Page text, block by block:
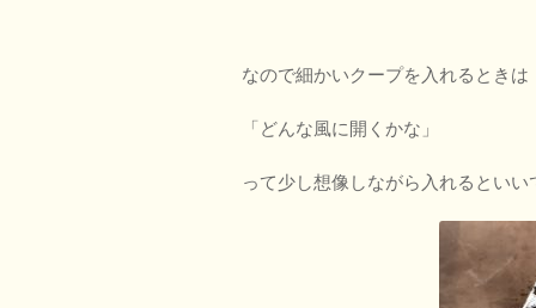
なので細かいクープを入れるときは
「どんな風に開くかな」
って少し想像しながら入れるといい